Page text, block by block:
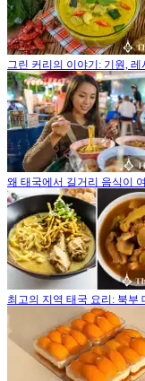
그린 커리의 이야기: 기원, 레
왜 태국에서 길거리 음식이
최고의 지역 태국 요리: 북부